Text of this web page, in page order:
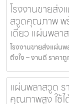
โรงงานขายส่
สวูดคุณภาพ พ
เดียว แผ่นพลา
โรงงานขายส่งแผ่น
ถึงใจ – งานดี ราค
แผ่นพลาสวูด
คุณภาพสูง ใช้